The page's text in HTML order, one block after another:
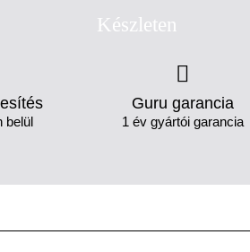
Készleten
belül
Guru garancia
1 év gyártói garancia